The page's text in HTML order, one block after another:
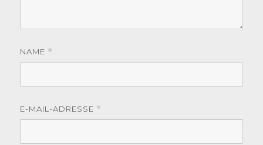
NAME *
E-MAIL-ADRESSE *